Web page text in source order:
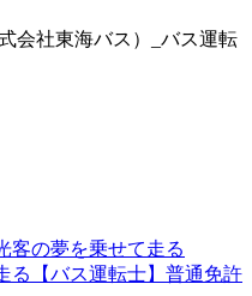
会社東海バス）_バス運転
客の夢を乗せて走る
【バス運転士】普通免許